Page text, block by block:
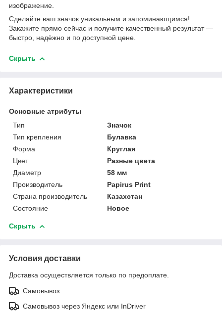
изображение.
Сделайте ваш значок уникальным и запоминающимся!
Закажите прямо сейчас и получите качественный результат —
быстро, надёжно и по доступной цене.
Скрыть
Характеристики
Основные атрибуты
Тип
Значок
Тип крепления
Булавка
Форма
Круглая
Цвет
Разные цвета
Диаметр
58 мм
Производитель
Papirus Print
Страна производитель
Казахстан
Состояние
Новое
Скрыть
Условия доставки
Доставка осуществляется только по предоплате.
Самовывоз
Самовывоз через Яндекс или InDriver